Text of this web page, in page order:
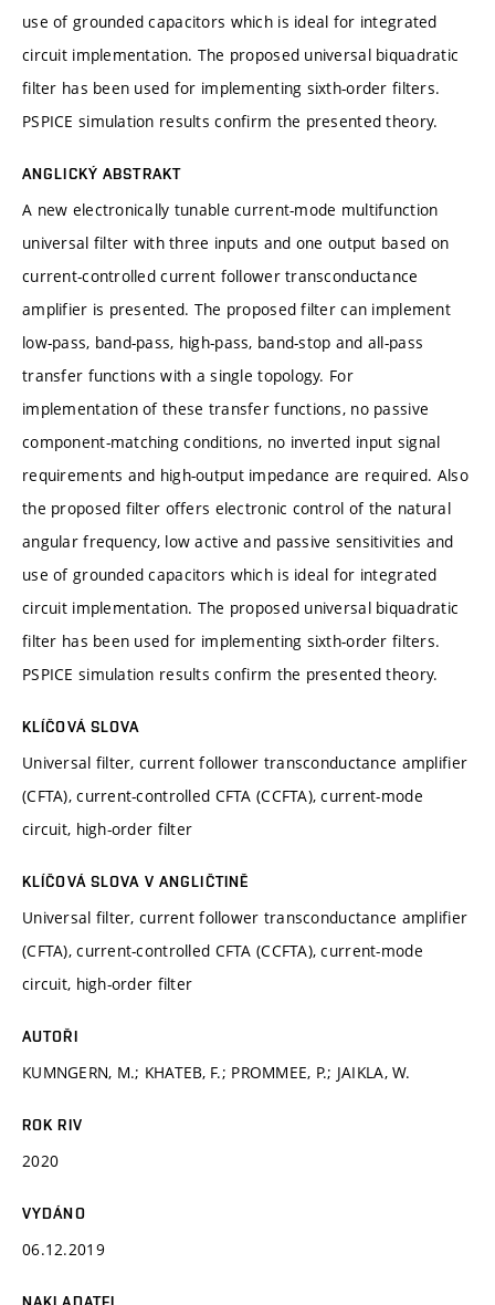
use of grounded capacitors which is ideal for integrated
circuit implementation. The proposed universal biquadratic
filter has been used for implementing sixth-order filters.
PSPICE simulation results confirm the presented theory.
ANGLICKÝ ABSTRAKT
A new electronically tunable current-mode multifunction
universal filter with three inputs and one output based on
current-controlled current follower transconductance
amplifier is presented. The proposed filter can implement
low-pass, band-pass, high-pass, band-stop and all-pass
transfer functions with a single topology. For
implementation of these transfer functions, no passive
component-matching conditions, no inverted input signal
requirements and high-output impedance are required. Also
the proposed filter offers electronic control of the natural
angular frequency, low active and passive sensitivities and
use of grounded capacitors which is ideal for integrated
circuit implementation. The proposed universal biquadratic
filter has been used for implementing sixth-order filters.
PSPICE simulation results confirm the presented theory.
KLÍČOVÁ SLOVA
Universal filter, current follower transconductance amplifier
(CFTA), current-controlled CFTA (CCFTA), current-mode
circuit, high-order filter
KLÍČOVÁ SLOVA V ANGLIČTINĚ
Universal filter, current follower transconductance amplifier
(CFTA), current-controlled CFTA (CCFTA), current-mode
circuit, high-order filter
AUTOŘI
KUMNGERN, M.; KHATEB, F.; PROMMEE, P.; JAIKLA, W.
ROK RIV
2020
VYDÁNO
06.12.2019
NAKLADATEL